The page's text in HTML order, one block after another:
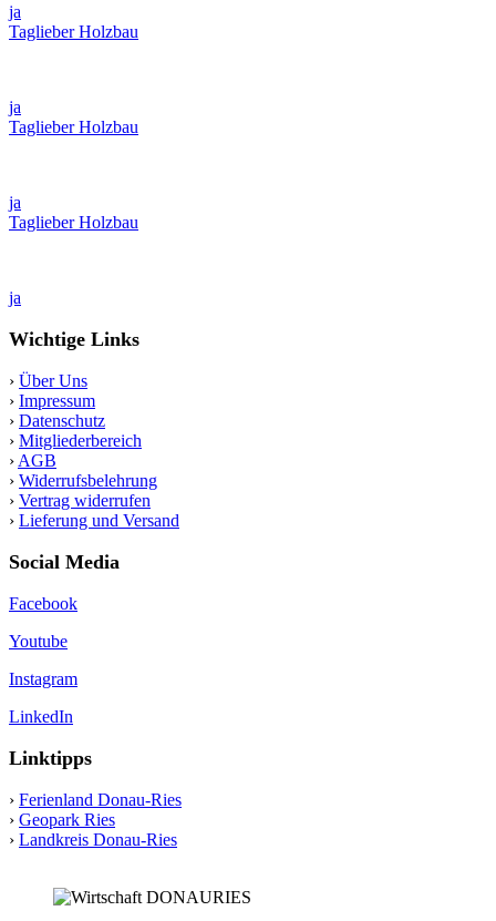
ja
Taglieber Holzbau
ja
Taglieber Holzbau
ja
Taglieber Holzbau
ja
Wichtige Links
› Über Uns
› Impressum
› Datenschutz
› Mitgliederbereich
› AGB
› Widerrufsbelehrung
› Vertrag widerrufen
› Lieferung und Versand
Social Media
Facebook
Youtube
Instagram
LinkedIn
Linktipps
› Ferienland Donau-Ries
› Geopark Ries
› Landkreis Donau-Ries